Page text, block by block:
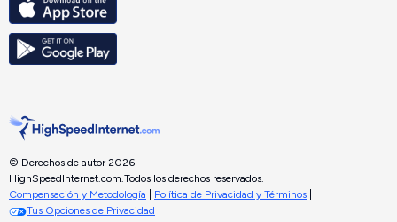
© Derechos de autor 2026
HighSpeedInternet.com. Todos los derechos reservados.
Compensación y Metodología
Política de Privacidad y Términos
Tus Opciones de Privacidad